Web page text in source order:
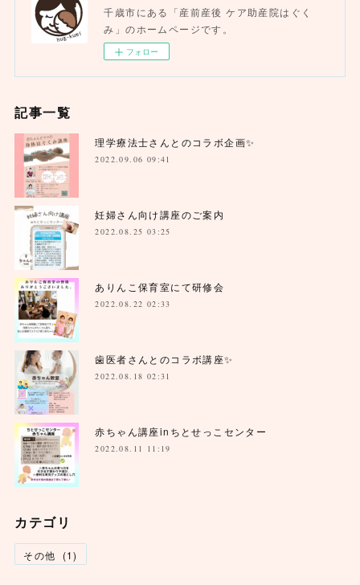
千歳市にある「産前産後 ケア助産院はぐく
み」のホームページです。
フォロー
記事一覧
理学療法士さんとのコラボ企画✨
2022.09.06 09:41
妊婦さん向け講座のご案内
2022.08.25 03:25
ありんこ保育室にて研修会
2022.08.22 02:33
歯医者さんとのコラボ講座✨
2022.08.18 02:31
赤ちゃん講座inちとせっこセンター
2022.08.11 11:19
カテゴリ
その他 (1)